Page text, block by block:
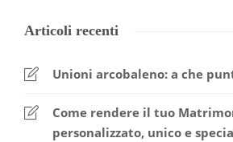
Articoli recenti
Unioni arcobaleno: a che
Come rendere il tuo
personalizzato, unico e